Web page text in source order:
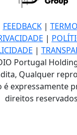
FEEDBACK|
|
|
Portugal
Qualquer
expressamente
direitos